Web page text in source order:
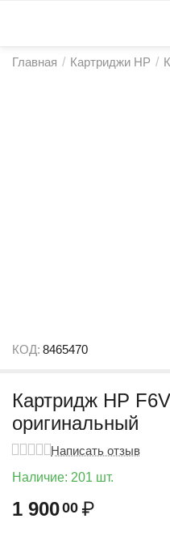
Главная / Картриджи HP /
КОД: 8465470
Картридж HP
оригинальный
Написать отзыв
Наличие: 201 шт.
1 90000 ₽